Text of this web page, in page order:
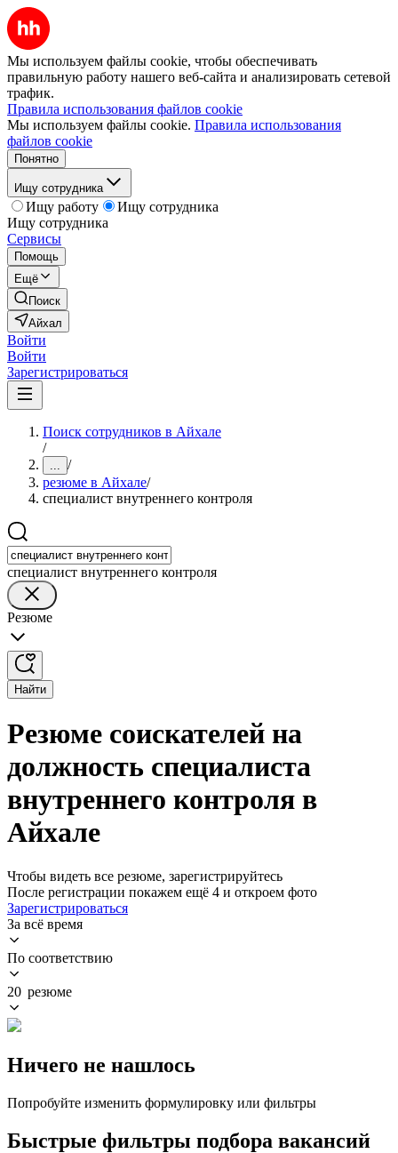
Мы используем файлы cookie, чтобы обеспечивать
правильную работу нашего веб-сайта и анализировать сетевой
трафик.
Правила использования файлов cookie
Мы используем файлы cookie. Правила использования
файлов cookie
Понятно
Ищу сотрудника
Ищу работу
Ищу сотрудника
Ищу сотрудника
Сервисы
Помощь
Ещё
Поиск
Айхал
Войти
Войти
Зарегистрироваться
Поиск сотрудников в Айхале
/
... /
резюме в Айхале/
специалист внутреннего контроля
специалист внутреннего контроля
Резюме
Найти
Резюме соискателей на
должность специалиста
внутреннего контроля в
Айхале
Чтобы видеть все резюме, зарегистрируйтесь
После регистрации покажем ещё 4 и откроем фото
Зарегистрироваться
За всё время
По соответствию
20 резюме
Ничего не нашлось
Попробуйте изменить формулировку или фильтры
Быстрые фильтры подбора вакансий